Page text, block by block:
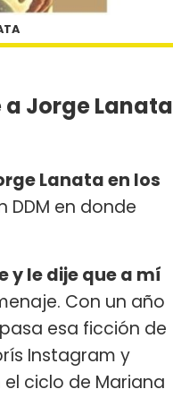
Jorge Lanata
Lanata en los
DDM en donde
y le dije que a mí
Con un año
esa ficción de
Instagram y
ciclo de Mariana